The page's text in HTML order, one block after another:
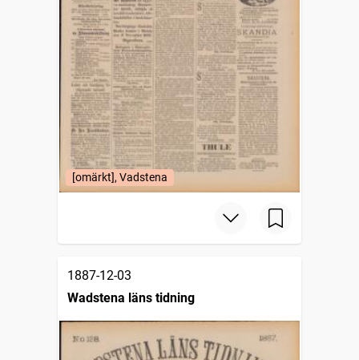
[omärkt], Vadstena
1887-12-03
Wadstena läns tidning